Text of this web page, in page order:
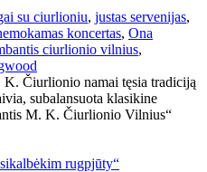
su ciurlioniu, justas servenijas,
koncertas, Ona
ciurlionio vilnius,
Čiurlionio namai tęsia tradiciją
subalansuota klasikine
M. K. Čiurlionio Vilnius“
rugpjūty“